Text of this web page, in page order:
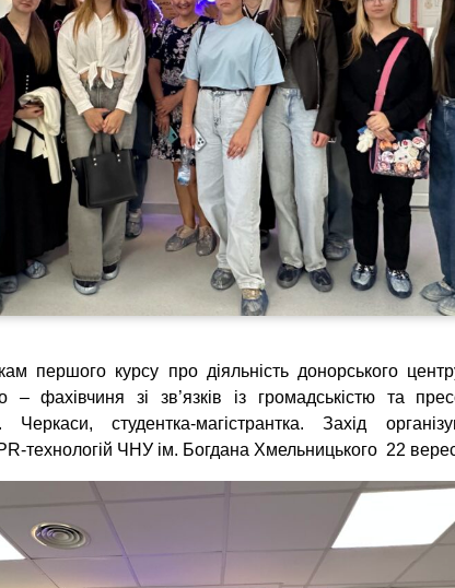
першого курсу про діяльність донорського
– фахівчиня зі зв’язків із громадськістю та
студентка-магістрантка. Захід
технологій ЧНУ ім. Богдана Хмельницького 22